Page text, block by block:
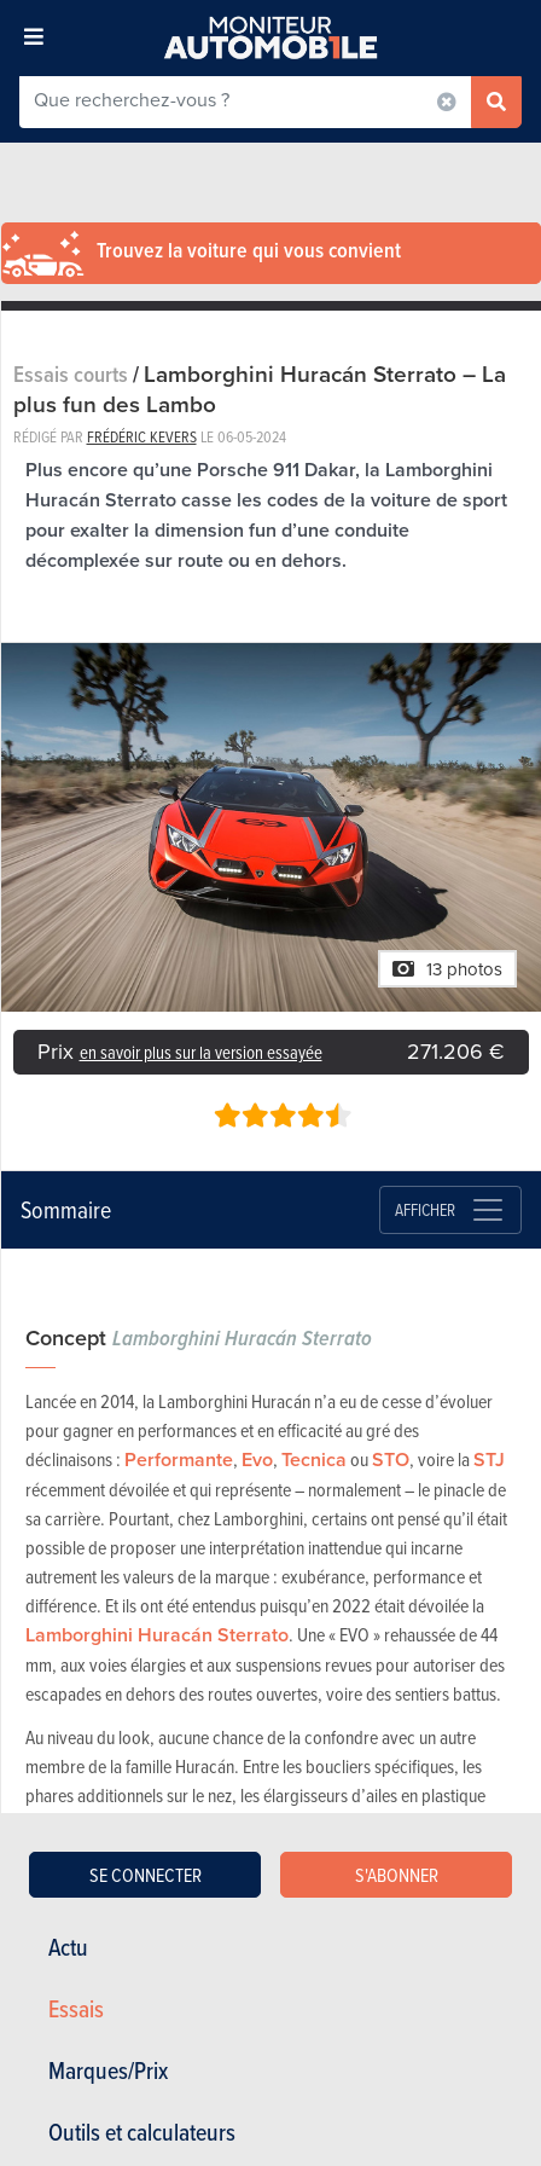
Actu
Essais
Marques/Prix
Outils et calculateurs
SE CONNECTER S'ABONNER
Trouvez la voiture qui vous convient
Essais courts/Lamborghini Huracán Sterrato – La
plus fun des Lambo
RÉDIGÉ PAR FRÉDÉRIC KEVERSLE06-05-2024
Plus encore qu’une Porsche 911 Dakar, la Lamborghini
Huracán Sterrato casse les codes de la voiture de sport
pour exalter la dimension fun d’une conduite
décomplexée sur route ou en dehors.
13 photos
Prix en savoir plus sur la version essayée 271.206 €
Sommaire AFFICHER
Concept Lamborghini Huracán Sterrato
Lancée en 2014, la Lamborghini Huracán n’a eu de cesse d’évoluer
pour gagner en performances et en efficacité au gré des
déclinaisons : Performante, Evo,TecnicaouSTO, voire laSTJ
récemment dévoilée et qui représente – normalement – le pinacle de
sa carrière. Pourtant, chez Lamborghini, certains ont pensé qu’il était
possible de proposer une interprétation inattendue qui incarne
autrement les valeurs de la marque : exubérance, performance et
différence. Et ils ont été entendus puisqu’en 2022 était dévoilée la
Lamborghini Huracán Sterrato. Une « EVO » rehaussée de 44
mm, aux voies élargies et aux suspensions revues pour autoriser des
escapades en dehors des routes ouvertes, voire des sentiers battus.
Au niveau du look, aucune chance de la confondre avec un autre
membre de la famille Huracán. Entre les boucliers spécifiques, les
phares additionnels sur le nez, les élargisseurs d’ailes en plastique
toit ou divers accastillages et protections pour un usage « off road »,
l’effet de surprise est garanti. Dans l’habitacle, Lamborghini ajoute un
traditionnel « Corsa » sur le petit actuateur au bas du volant.
constructeur de Sant’Agata Bolognese équipe cette berlinette haute
de 610 ch, associé à une boîte robotisée à double embrayage et 7
s’associe à une monte pneumatique spécifique - des Bridgestone